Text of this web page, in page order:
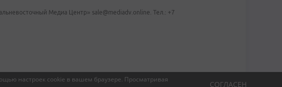
настроек cookie в вашем браузере. Просматривая
СОГЛАСЕН
Медиа Центр» sale@mediadv.online. Тел.: +7